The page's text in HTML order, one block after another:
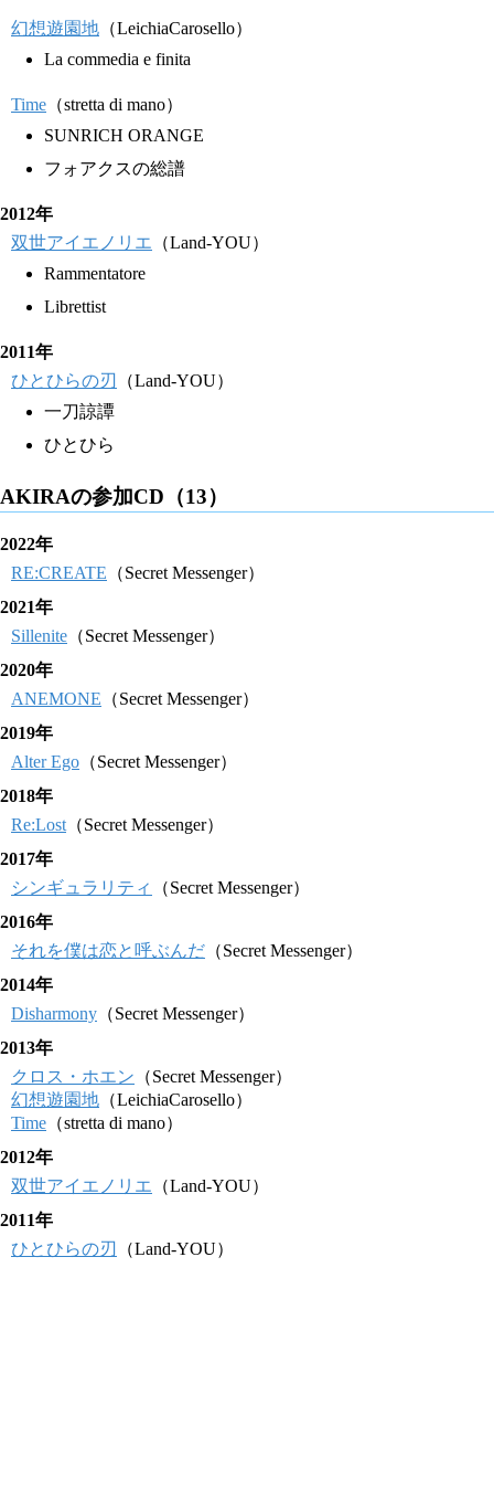
幻想遊園地 （LeichiaCarosello）
La commedia e finita
Time （stretta di mano）
SUNRICH ORANGE
フォアクスの総譜
2012年
双世アイエノリエ （Land-YOU）
Rammentatore
Librettist
2011年
ひとひらの刃
（Land-YOU）
一刀諒譚
ひとひら
AKIRAの参加CD（13）
2022年
RE:CREATE （Secret Messenger）
2021年
Sillenite （Secret Messenger）
2020年
ANEMONE （Secret Messenger）
2019年
Alter Ego （Secret Messenger）
2018年
Re:Lost （Secret Messenger）
2017年
シンギュラリティ
（Secret Messenger）
2016年
それを僕は恋と呼ぶんだ （Secret Messenger）
2014年
Disharmony （Secret Messenger）
2013年
クロス・ホエン （Secret Messenger）
幻想遊園地 （LeichiaCarosello）
Time （stretta di mano）
2012年
双世アイエノリエ （Land-YOU）
2011年
ひとひらの刃
（Land-YOU）